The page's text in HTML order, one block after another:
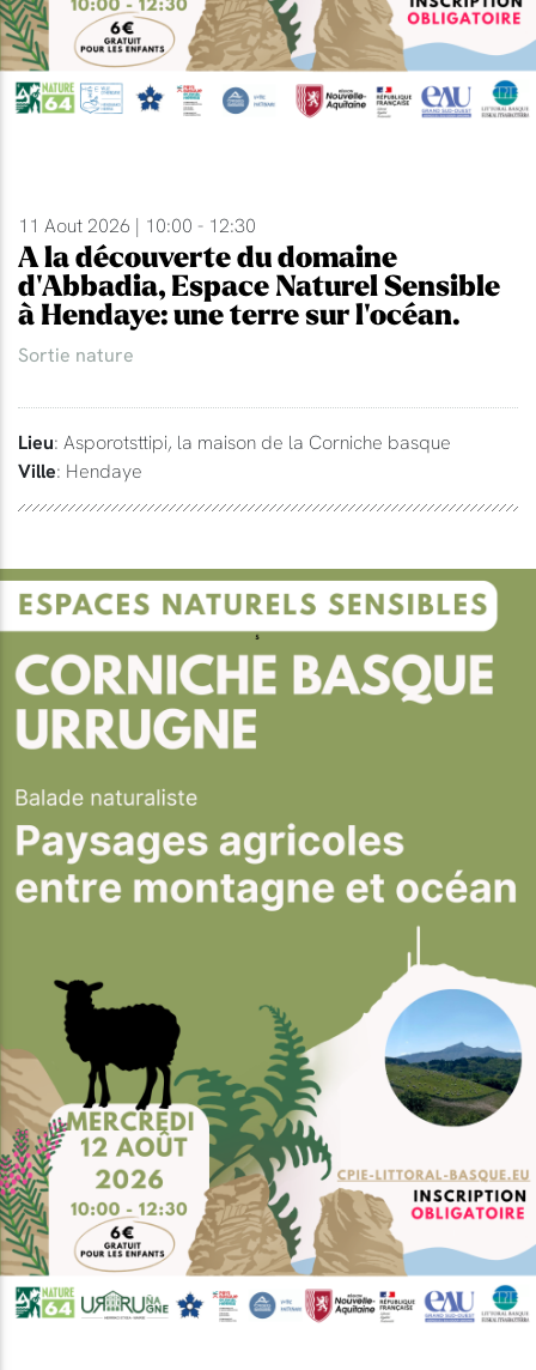
11 Aout 2026 | 10:00 - 12:30
A la découverte du domaine
d'Abbadia, Espace Naturel Sensible
à Hendaye: une terre sur l'océan.
Sortie nature
Lieu: Asporotsttipi, la maison de la Corniche basque
Ville: Hendaye